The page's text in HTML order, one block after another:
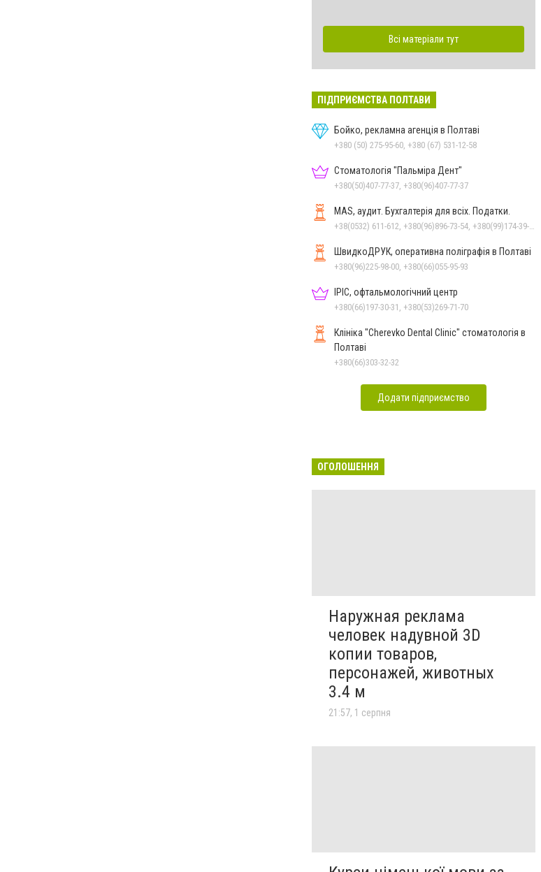
Всі матеріали тут
ПІДПРИЄМСТВА ПОЛТАВИ
Бойко, рекламна агенція в Полтаві
+380 (50) 275-95-60, +380 (67) 531-12-58
Стоматологія "Пальміра Дент"
+380(50)407-77-37, +380(96)407-77-37
MAS, аудит. Бухгалтерія для всіх. Податки.
ШвидкоДРУК, оперативна поліграфія в Полтаві
+380(96)225-98-00, +380(66)055-95-93
ІРІС, офтальмологічний центр
+380(66)197-30-31, +380(53)269-71-70
Клініка "Cherevko Dental Clinic" стоматологія в
Полтаві
+380(66)303-32-32
Додати підприємство
ОГОЛОШЕННЯ
Наружная реклама
человек надувной 3D
копии товаров,
персонажей, животных
3.4 м
21:57, 1 серпня